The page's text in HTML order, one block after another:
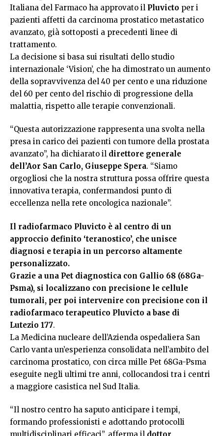
Italiana del Farmaco ha approvato il Pluvicto per i
pazienti affetti da carcinoma prostatico metastatico
avanzato, già sottoposti a precedenti linee di
trattamento.
La decisione si basa sui risultati dello studio
internazionale ‘Vision’, che ha dimostrato un aumento
della sopravvivenza del 40 per cento e una riduzione
del 60 per cento del rischio di progressione della
malattia, rispetto alle terapie convenzionali.
“Questa autorizzazione rappresenta una svolta nella
presa in carico dei pazienti con tumore della prostata
avanzato”, ha dichiarato il direttore generale
dell’Aor San Carlo, Giuseppe Spera. “Siamo
orgogliosi che la nostra struttura possa offrire questa
innovativa terapia, confermandosi punto di
eccellenza nella rete oncologica nazionale”.
Il radiofarmaco Pluvicto è al centro di un
approccio definito ‘teranostico’, che unisce
diagnosi e terapia in un percorso altamente
personalizzato.
Grazie a una Pet diagnostica con Gallio 68 (68Ga-
Psma), si localizzano con precisione le cellule
tumorali, per poi intervenire con precisione con il
radiofarmaco terapeutico Pluvicto a base di
Lutezio 177.
La Medicina nucleare dell’Azienda ospedaliera San
Carlo vanta un’esperienza consolidata nell’ambito del
carcinoma prostatico, con circa mille Pet 68Ga-Psma
eseguite negli ultimi tre anni, collocandosi tra i centri
a maggiore casistica nel Sud Italia.
“Il nostro centro ha saputo anticipare i tempi,
formando professionisti e adottando protocolli